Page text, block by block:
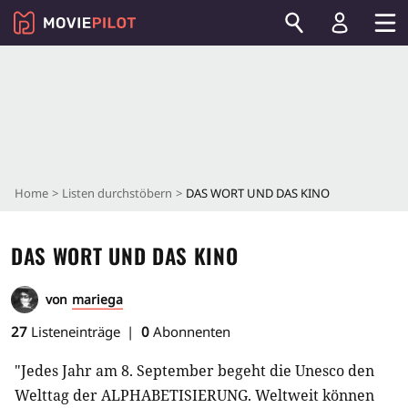
Home Listen durchstöbern DAS WORT UND DAS KINO
DAS WORT UND DAS KINO
von mariega
27 Listeneinträge 0 Abonnenten
"Jedes Jahr am 8. September begeht die Unesco den
Welttag der ALPHABETISIERUNG. Weltweit können